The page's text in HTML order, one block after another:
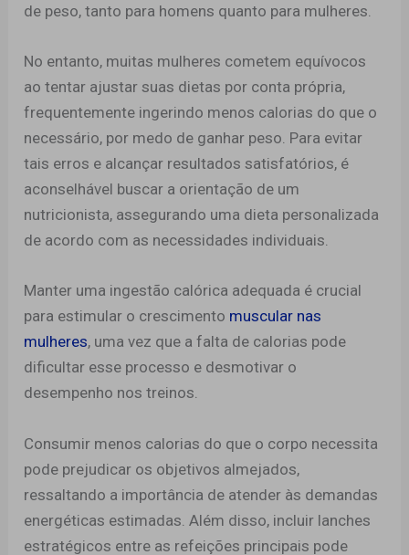
de peso, tanto para homens quanto para mulheres.
No entanto, muitas mulheres cometem equívocos
ao tentar ajustar suas dietas por conta própria,
frequentemente ingerindo menos calorias do que o
necessário, por medo de ganhar peso. Para evitar
tais erros e alcançar resultados satisfatórios, é
aconselhável buscar a orientação de um
nutricionista, assegurando uma dieta personalizada
de acordo com as necessidades individuais.
Manter uma ingestão calórica adequada é crucial
para estimular o crescimento muscular nas
mulheres, uma vez que a falta de calorias pode
dificultar esse processo e desmotivar o
desempenho nos treinos.
Consumir menos calorias do que o corpo necessita
pode prejudicar os objetivos almejados,
ressaltando a importância de atender às demandas
energéticas estimadas. Além disso, incluir lanches
estratégicos entre as refeições principais pode